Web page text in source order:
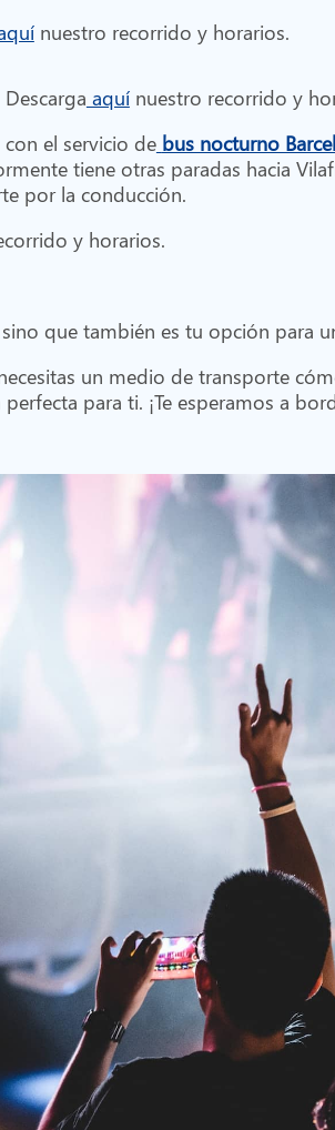
nuestro recorrido y horarios.
aquínuestro recorrido y
el servicio de bus nocturno
tiene otras paradas hacia
por la conducción.
y horarios.
que también es tu opción para
un medio de transporte
para ti. ¡Te esperamos a